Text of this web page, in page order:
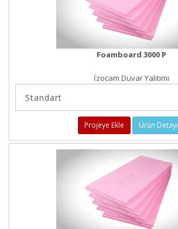
Foamboard 3000 P
İzocam Duvar Yalıtımı
Projeye Ekle Ürün Detayı